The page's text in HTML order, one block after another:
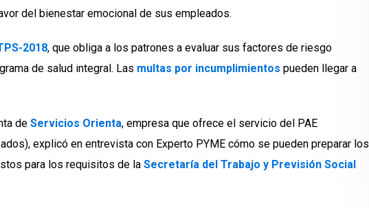
del bienestar emocional de sus empleados.
2018, que obliga a los patrones a evaluar sus factores de riesgo
de salud integral. Las multas por incumplimientos pueden llegar a
de Servicios Orienta, empresa que ofrece el servicio del PAE
explicó en entrevista con Experto PYME cómo se pueden preparar los
para los requisitos de la Secretaría del Trabajo y Previsión Social